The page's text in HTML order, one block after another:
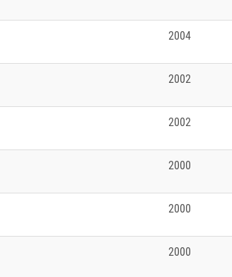
2004
2002
2002
2000
2000
2000